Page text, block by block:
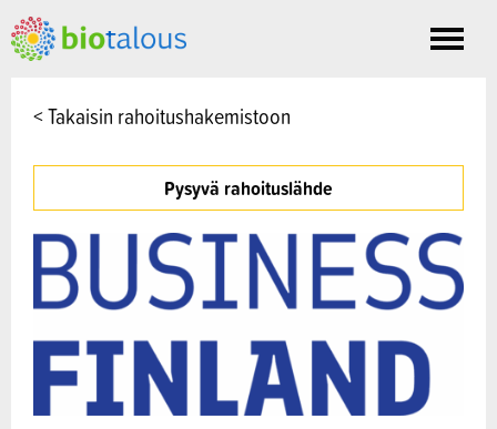
Toggle
< Takaisin rahoitushakemistoon
Pysyvä rahoituslähde